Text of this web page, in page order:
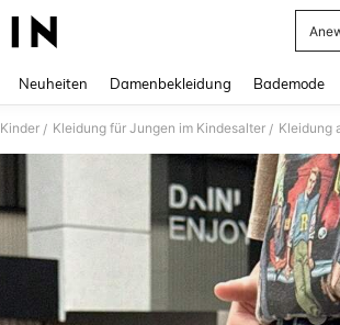
Neuheiten Damenbekleidung Bademode
Kinder / Kleidung für Jungen im Kindesalter / Kleidung